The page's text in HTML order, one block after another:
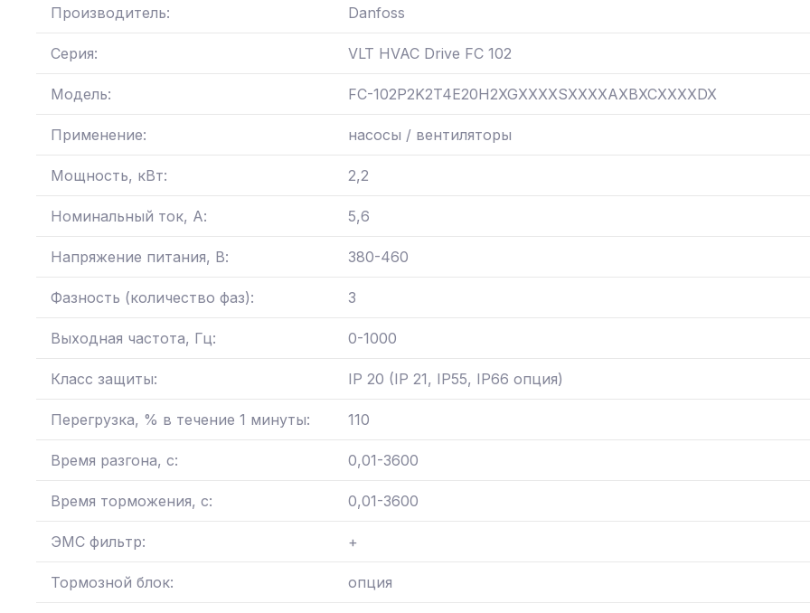
Производитель: Danfoss
Серия: VLT HVAC Drive FC 102
Модель: FC-102P2K2T4E20H2XGXXXXSXXXXAXBXCXXXXDX
Применение: насосы / вентиляторы
Мощность, кВт: 2,2
Номинальный ток, А: 5,6
Напряжение питания, В: 380-460
Фазность (количество фаз): 3
Выходная частота, Гц: 0-1000
Класс защиты: IP 20 (IP 21, IP55, IP66 опция)
Перегрузка, % в течение 1 минуты: 110
Время разгона, с: 0,01-3600
Время торможения, с: 0,01-3600
ЭМС фильтр: +
Тормозной блок: опция